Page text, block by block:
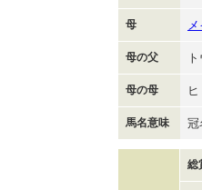
母
母の父
母の母
馬名意味 冠
総